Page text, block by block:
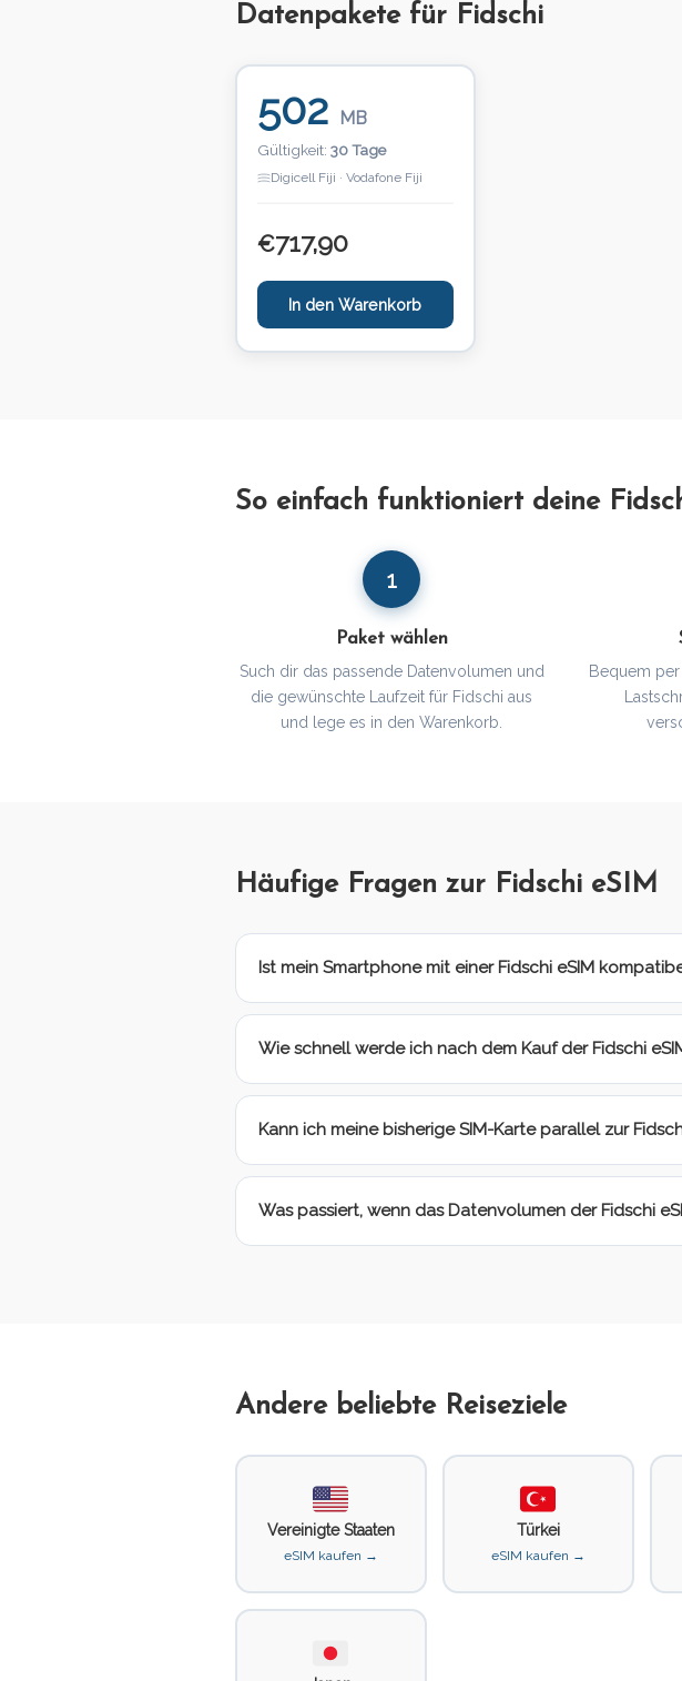
Datenpakete für Fidschi
502 MB
Gültigkeit: 30 Tage
Digicell Fiji · Vodafone Fiji
€717,90
In den Warenkorb
So einfach funktioniert deine
1
Paket wählen
Such dir das passende Datenvolumen und
die gewünschte Laufzeit für Fidschi aus
und lege es in den Warenkorb.
Bequem per
Häufige Fragen zur Fidschi eSIM
Ist mein Smartphone mit einer Fidschi eSIM
Wie schnell werde ich nach dem Kauf der Fidschi
Kann ich meine bisherige SIM-Karte parallel zur
Was passiert, wenn das Datenvolumen der Fidschi
Andere beliebte Reiseziele
Vereinigte Staaten
eSIM kaufen →
Türkei
eSIM kaufen →